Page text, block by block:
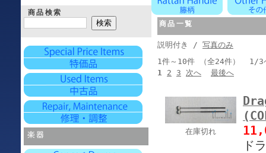
商品検索
商品一覧
説明付き / 写真のみ
1件～10件 （全24件） 1/3
1 2 3 次へ 最後へ
在庫切れ
ド